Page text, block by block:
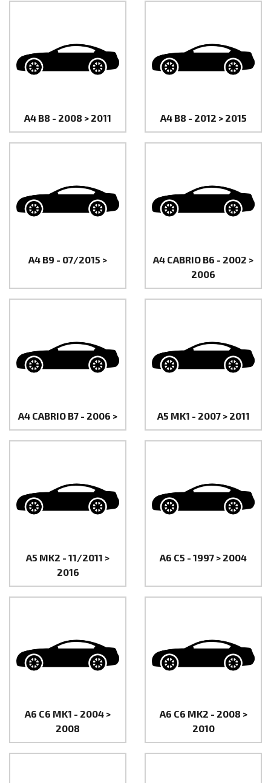
A4 B8 - 2008 > 2011 A4 B8 - 2012 > 2015
A4 B9 - 07/2015 >
A4 CABRIO B6 - 2002 >
2006
A4 CABRIO B7 - 2006 > A5 MK1 - 2007 > 2011
A5 MK2 - 11/2011 >
2016
A6 C5 - 1997 > 2004
A6 C6 MK1 - 2004 >
2008
A6 C6 MK2 - 2008 >
2010